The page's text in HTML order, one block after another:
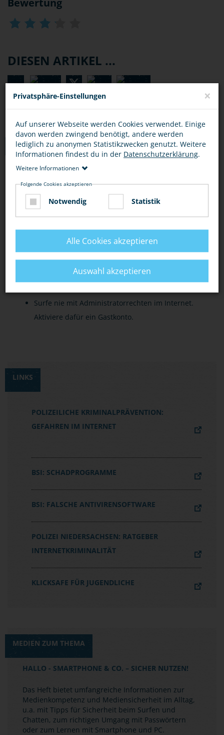
Bewertung
DIESEN ARTIKEL ...
TIPPS
Verwende ein aktuellesVirenschutzprogramm
Herunterladen im Internet.
Aktualisiere das Betriebssystem (automatisches
Windows Update) und die installierten
Programme so häufig wie möglich.
Surfe nie mit Administratorrechten im Internet.
Aktiviere dafür ein Gastkonto.
LINKS
POLIZEILICHE KRIMINALPRÄVENTION:
GEFAHREN IM INTERNET
BSI: SCHADPROGRAMME
BSI: FALSCHE ANTIVIRENSOFTWARE
POLIZEI NIEDERSACHSEN: RATGEBER
INTERNETKRIMINALITÄT
KLICKSAFE FÜR JUGENDLICHE
MEDIEN ZUM THEMA
HALLO - SMARTPHONE & CO. – SICHER NUTZEN!
Das Heft bietet umfangreiche Informationen zur
Medienkompetenz und Mediensicherheit im Alltag,
u.a. mit Tipps für Sicherheit beim Surfen und
Chatten, zum richtigen Umgang mit Passwörtern
oder zum Lernen mit Smartphone und PC.
Privatsphäre-Einstellungen ×
Auf unserer Webseite werden Cookies verwendet. Einige
davon werden zwingend benötigt, andere werden
lediglich zu anonymen Statistikzwecken genutzt. Weitere
Informationen findest du in der Datenschutzerklärung.
Weitere Informationen
Folgende Cookies akzeptieren
Notwendig Statistik
Alle Cookies akzeptieren
Auswahl akzeptieren